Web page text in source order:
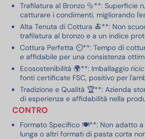
Trafilatura al Bronzo 🔩**: Superficie
catturare i condimenti, migliorando
Alta Tenuta di Cottura 🍝**: Non
trafilatura al bronzo e a un indice
Cottura Perfetta ⏲️**: Tempo di
e affidabile per una consistenza
Ecosostenibilità 🌍**: Imballaggio
fonti certificate FSC, positivo per
Tradizione e Qualità 🏆**: Azienda
di esperienza e affidabilità nella
CONTRO
Formato Specifico 🍽️**: Non adatto
lunga o altri formati di pasta corta